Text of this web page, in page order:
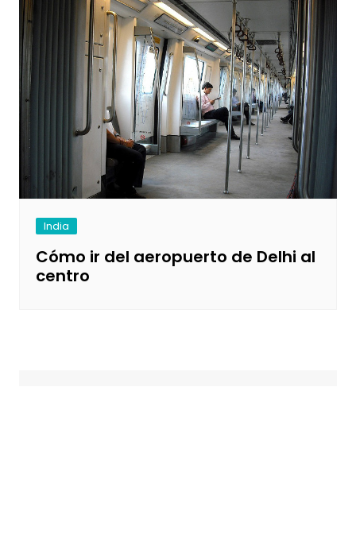
India
Cómo ir del aeropuerto de Delhi al
centro